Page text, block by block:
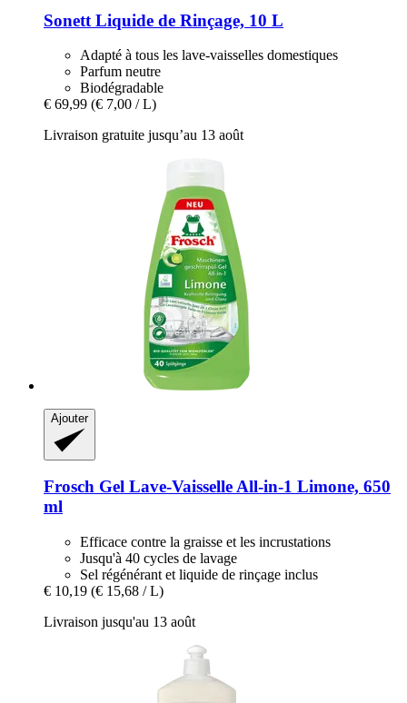
Sonett Liquide de Rinçage, 10 L
Adapté à tous les lave-vaisselles domestiques
Parfum neutre
Biodégradable
€ 69,99 (€ 7,00 / L)
Livraison gratuite jusqu’au 13 août
Ajouter
Frosch Gel Lave-​Vaisselle All-​in-​1 Limone, 650
ml
Efficace contre la graisse et les incrustations
Jusqu'à 40 cycles de lavage
Sel régénérant et liquide de rinçage inclus
€ 10,19 (€ 15,68 / L)
Livraison jusqu'au 13 août